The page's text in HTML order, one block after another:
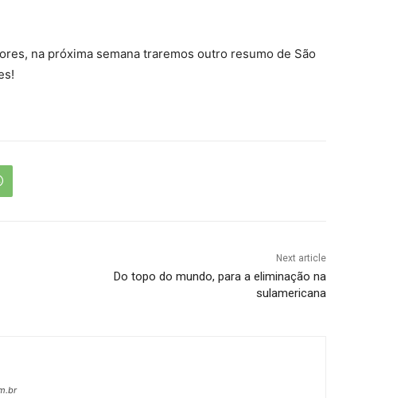
na próxima semana traremos outro resumo de São
Next article
Do topo do mundo, para a eliminação na
sulamericana